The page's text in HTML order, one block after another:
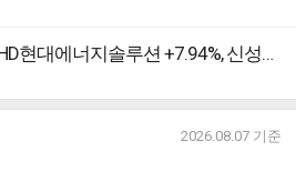
[강세 토픽] 태양광 테마, HD현대에너지솔루션 +7.94%, 신성이엔지 +6.95%
2026.08.07 기준